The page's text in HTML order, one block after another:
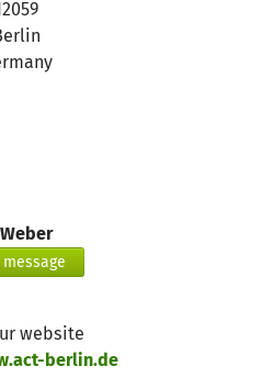
message
website
berlin.de